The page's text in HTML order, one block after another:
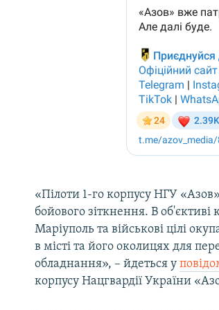
«Пілоти 1-го корпусу НГУ
бойового зіткнення. В
Маріуполь та військові цілі
в місті та його околицях для
обладнання», – йдеться у
корпусу Нацгвардії України